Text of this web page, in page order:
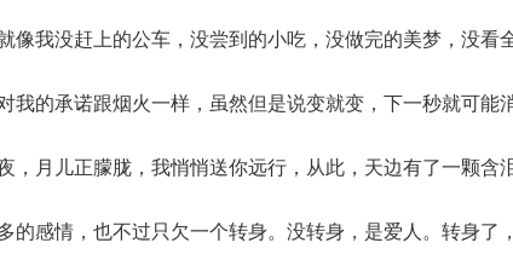
像我没赶上的公车，没尝到的小吃，没做完的美梦，没看
我的承诺跟烟火一样，虽然但是说变就变，下一秒就可能
，月儿正朦胧，我悄悄送你远行，从此，天边有了一颗含
的感情，也不过只欠一个转身。没转身，是爱人。转身了